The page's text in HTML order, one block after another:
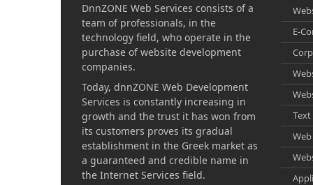
DnnZONE Web Services consists of a
team of professionals, in the
technology field, who operate in the
purchase of website development
companies.
Today, dnnZONE Web Development
Services is constantly increasing in
growth and the trust it has won from
its customers proves its gradual
establishment in the Greek market as
a guaranteed and credible name in
the Internet Services field.
E-
Text